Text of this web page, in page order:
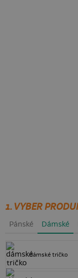
1. VYBER
Pánské Dámské
dámské tričko